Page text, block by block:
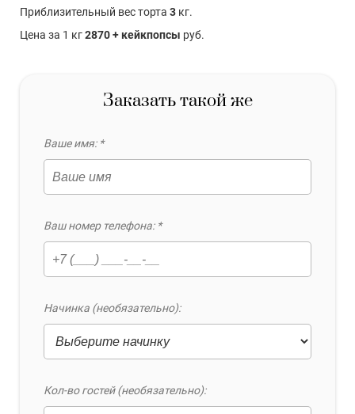
Приблизительный вес торта 3 кг.
Цена за 1 кг2870 + кейкпопсы руб.
Заказать такой же
Ваше имя: *
Ваш номер телефона: *
Начинка (необязательно):
Кол-во гостей (необязательно):